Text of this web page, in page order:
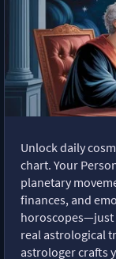
Unlock daily
chart. Your
planetary
finances, and
horoscopes—just
real astrological
astrologer crafts